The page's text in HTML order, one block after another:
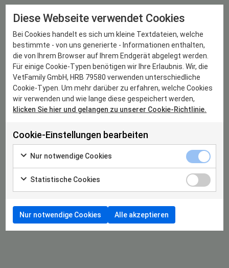
3️⃣Nachhaltige Produkte anbieten🐶🌍
Erweitern Sie Ihr Sortiment um umweltfreundliche Produkte
für Haustiere, wie biologisch abbaubare Kotbeutel,
nachhaltiges Spielzeug oder naturbasierte Pflegeprodukte. So
unterstützen Sie nicht nur die Umwelt, sondern sprechen auch
bewusste Tierhalter an, die nachhaltige Alternativen
schätzen.
haben wir kürzlich ökologisch abbaubare Kotbeutel (
Picks) als Gratisprobe angeboten. Verpassen Sie keine
Aktionen oder exklusiven Angebote mehr und werden Sie Teil
von etwas Größerem! 🚀💚
Werden Sie ein Teil unserer WhatsApp Gruppe!
Diese Webseite verwendet Cookies
Bei Cookies handelt es sich um kleine Textdateien, welche
bestimmte - von uns generierte - Informationen enthalten,
die von Ihrem Browser auf Ihrem Endgerät abgelegt werden.
Für einige Cookie-Typen benötigen wir Ihre Erlaubnis. Wir, die
VetFamily GmbH, HRB 79580 verwenden unterschiedliche
Cookie-Typen. Um mehr darüber zu erfahren, welche Cookies
wir verwenden und wie lange diese gespeichert werden,
klicken Sie hier und gelangen zu unserer Cookie-Richtlinie.
Cookie-Einstellungen bearbeiten
Nur notwendige Cookies
Statistische Cookies
Nur notwendige Cookies Alle akzeptieren